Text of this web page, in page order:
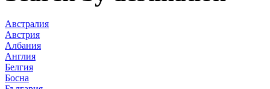
Австралия
Австрия
Албания
Англия
Белгия
Босна